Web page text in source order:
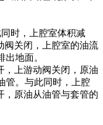
时，上腔室体积减
阀关闭，上腔室的油流
出地面。
，上游动阀关闭，原油
管。与此同时，上腔
，原油从油管与套管的